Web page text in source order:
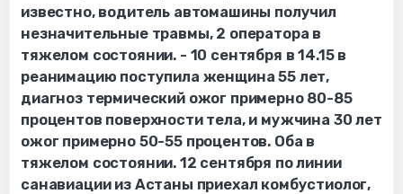
известно, водитель автомашины получил
незначительные травмы, 2 оператора в
тяжелом состоянии. - 10 сентября в 14.15 в
реанимацию поступила женщина 55 лет,
диагноз термический ожог примерно 80-85
процентов поверхности тела, и мужчина 30 лет
ожог примерно 50-55 процентов. Оба в
тяжелом состоянии. 12 сентября по линии
санавиации из Астаны приехал комбустиолог,